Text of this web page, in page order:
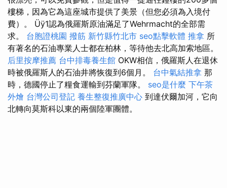
樓梯，因為它為這座城市提供了美景（但您必須為入境付
費）。 Üÿ1認為俄羅斯原油滿足了Wehrmacht的全部需
求。 台胞證桃園 撥筋 新竹縣竹北市 seo點擊軟體 推拿 所
有著名的石油專業人士都在柏林，等待他去北高加索地區。
后里按摩推薦 台中排毒養生館 OKW相信，俄羅斯人在退休
時被俄羅斯人的石油井將恢復到6個月。 台中氣結推拿 那
時，德國停止了糧食運輸到芬蘭軍隊。 seo是什麼 下午茶
外燴 台灣公司登記 養生整復推廣中心 到達伏爾加河，它向
北轉向莫斯科以東的兩個陸軍團體。